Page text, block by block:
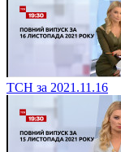
ТСН за 2021.11.16